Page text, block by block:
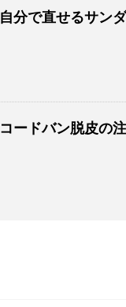
自分で直せるサン
コードバン脱皮の